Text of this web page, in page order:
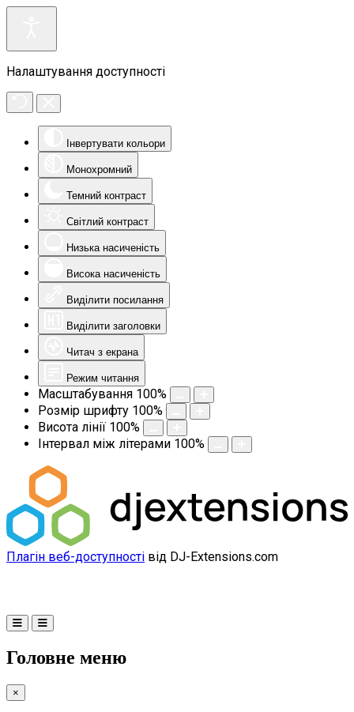
Налаштування доступності
Інвертувати кольори
Монохромний
Темний контраст
Світлий контраст
Низька насиченість
Висока насиченість
Виділити посилання
Виділити заголовки
Читач з екрана
Режим читання
Масштабування 100%
Розмір шрифту 100%
Висота лінії 100%
Інтервал між літерами 100%
Плагін веб-доступності від DJ-Extensions.com
Головне меню
×